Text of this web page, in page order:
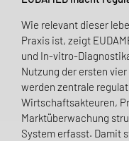
Wie relevant dieser
Praxis ist, zeigt
und In-vitro-
Nutzung der ersten
werden zentrale
Wirtschaftsakteuren,
Marktüberwachung
System erfasst. Damit